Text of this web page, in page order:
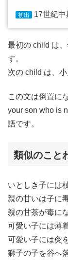
初出 17世紀中
最初の child は
す。
次の child は、小
この文は倒置に
your son who is
語です。
類似のこと
いとしき子には
親の甘いは子に
親の甘茶が毒に
可愛い子には薄
可愛い子には灸
獅子の子を谷へ